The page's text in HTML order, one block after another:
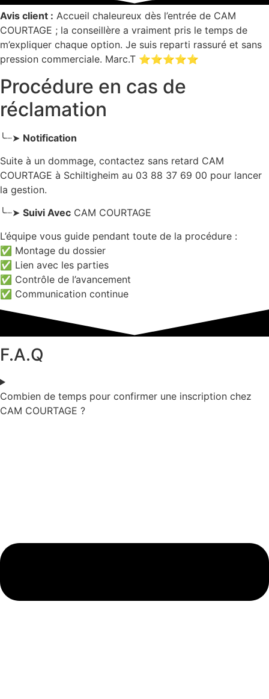
Avis client : Accueil chaleureux dès l’entrée de CAM
COURTAGE ; la conseillère a vraiment pris le temps de
m’expliquer chaque option. Je suis reparti rassuré et sans
pression commerciale. Marc.T ⭐⭐⭐⭐⭐
Procédure en cas de
réclamation
╰┈➤ Notification
Suite à un dommage, contactez sans retard CAM
COURTAGE à Schiltigheim au 03 88 37 69 00 pour lancer
la gestion.
╰┈➤ Suivi Avec CAM COURTAGE
L’équipe vous guide pendant toute de la procédure :
✅ Montage du dossier
✅ Lien avec les parties
✅ Contrôle de l’avancement
✅ Communication continue
F.A.Q
Combien de temps pour confirmer une inscription chez
CAM COURTAGE ?